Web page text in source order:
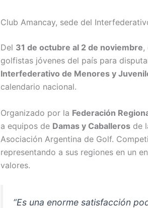
Club Amancay, sede del
Del 31 de octubre al 2 de noviembre,
golfistas jóvenes del país para
Interfederativo de Menores y
calendario nacional.
Organizado por la Federación
a equipos de Damas y Caballeros de
Asociación Argentina de Golf.
representando a sus regiones en un
valores.
“Es una enorme satisfacción